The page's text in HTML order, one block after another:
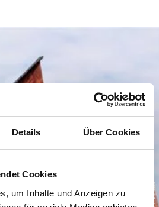
Details Über Cookies
Cookies
um Inhalte und Anzeigen zu